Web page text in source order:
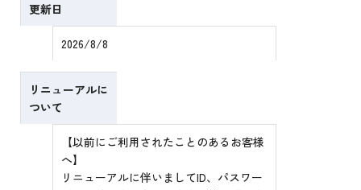
更新日
2026/8/8
リニューアルに
ついて
【以前にご利用されたことのあるお客様
へ】
リニューアルに伴いましてID、パスワー